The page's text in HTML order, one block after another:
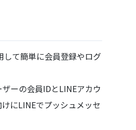
して簡単に会員登録やログ
ーの会員IDとLINEアカウ
にLINEでプッシュメッセ